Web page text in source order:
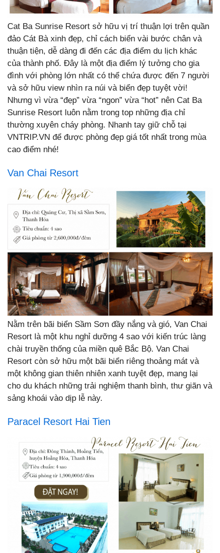
Cat Ba Sunrise Resort sở hữu vị trí thuận lợi trên quần
đảo Cát Bà xinh đẹp, chỉ cách biển vài bước chân và
thuận tiện, dễ dàng đi đến các địa điểm du lịch khác
của thành phố. Đây là một địa điểm lý tưởng cho gia
đình với phòng lớn nhất có thể chứa được đến 7 người
và sở hữu view nhìn ra núi và biển đẹp tuyệt vời!
Nhưng vì vừa “đẹp” vừa “ngon” vừa “hot” nên Cat Ba
Sunrise Resort luôn nằm trong top những địa chỉ
thường xuyên cháy phòng. Nhanh tay giữ chỗ tại
VNTRIP.VN để được phòng đẹp giá tốt nhất trong mùa
cao điểm nhé!
Van Chai Resort
Nằm trên bãi biển Sầm Sơn đầy nắng và gió, Van Chai
Resort là một khu nghỉ dưỡng 4 sao với kiến trúc làng
chài truyền thống của miền quê Bắc Bộ. Van Chai
Resort còn sở hữu một bãi biển riêng thoảng mát và
một không gian thiên nhiên xanh tuyệt đẹp, mang lại
cho du khách những trải nghiệm thanh bình, thư giãn và
sảng khoái vào dịp lễ này.
Paracel Resort Hai Tien